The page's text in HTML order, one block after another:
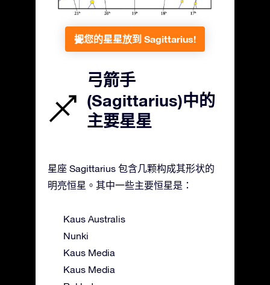
把您的星星放到 Sagittarius!
弓箭手
(Sagittarius)中的
主要星星
星座 Sagittarius 包含几颗构成其形状的
明亮恒星。其中一些主要恒星是：
Kaus Australis
Nunki
Kaus Media
Kaus Media